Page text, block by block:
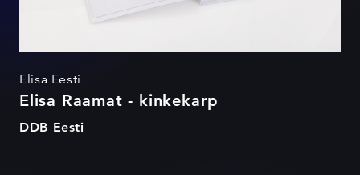
Elisa Eesti
Elisa Raamat - kinkekarp
DDB Eesti